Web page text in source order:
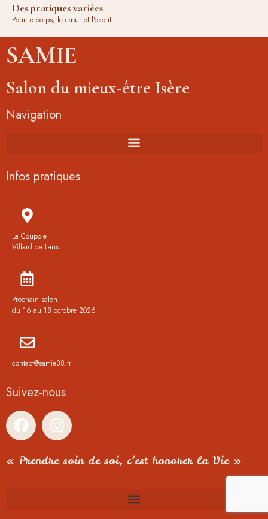
Des pratiques variées
Pour le corps, le cœur et l'esprit
SAMIE
Salon du mieux-être Isère
Navigation
Infos pratiques
La Coupole
Villard de Lans
Prochain salon
du 16 au 18 octobre 2026
contact@samie38.fr
Suivez-nous
« Prendre soin de soi, c’est honorer la Vie »